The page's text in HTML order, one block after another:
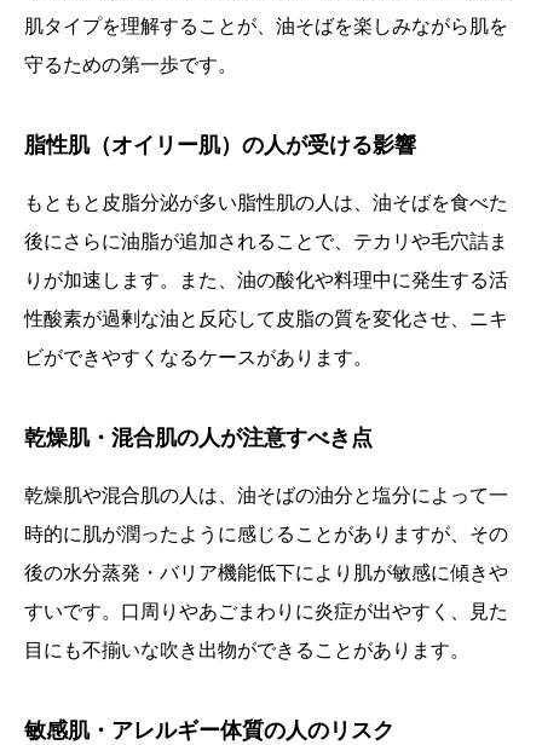
肌タイプを理解することが、油そばを楽しみながら肌を
守るための第一歩です。
脂性肌（オイリー肌）の人が受ける影響
もともと皮脂分泌が多い脂性肌の人は、油そばを食べた
後にさらに油脂が追加されることで、テカリや毛穴詰ま
りが加速します。また、油の酸化や料理中に発生する活
性酸素が過剰な油と反応して皮脂の質を変化させ、ニキ
ビができやすくなるケースがあります。
乾燥肌・混合肌の人が注意すべき点
乾燥肌や混合肌の人は、油そばの油分と塩分によって一
時的に肌が潤ったように感じることがありますが、その
後の水分蒸発・バリア機能低下により肌が敏感に傾きや
すいです。口周りやあごまわりに炎症が出やすく、見た
目にも不揃いな吹き出物ができることがあります。
敏感肌・アレルギー体質の人のリスク